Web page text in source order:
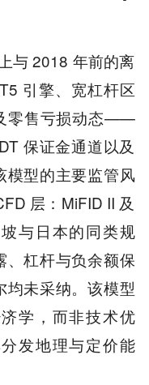
与 2018 年前的离
引擎、宽杠杆区
零售亏损动态——
保证金通道以及
模型的主要监管风
层：MiFID II 及
与日本的同类规
、杠杆与负余额保
均未采纳。该模型
学，而非技术优
发地理与定价能